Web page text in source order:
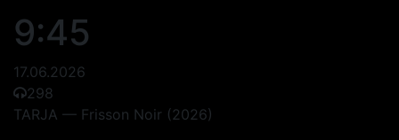
9:45
17.06.2026
298
TARJA — Frisson Noir (2026)